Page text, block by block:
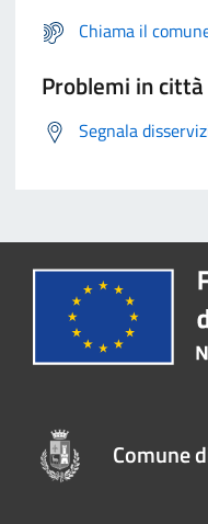
Chiama il
Problemi in città
Segnala
Comune